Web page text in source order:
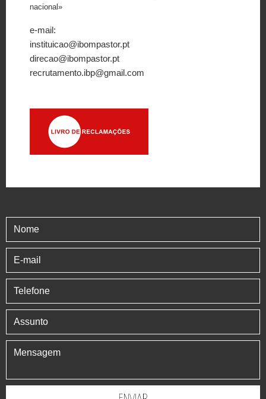
nacional»
e-mail:
instituicao@ibompastor.pt
direcao@ibompastor.pt
recrutamento.ibp@gmail.com